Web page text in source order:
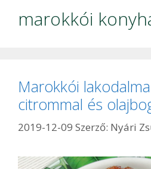
marokkói
Marokkói
citrommal és
2019-12-09 Szerző: Nyári